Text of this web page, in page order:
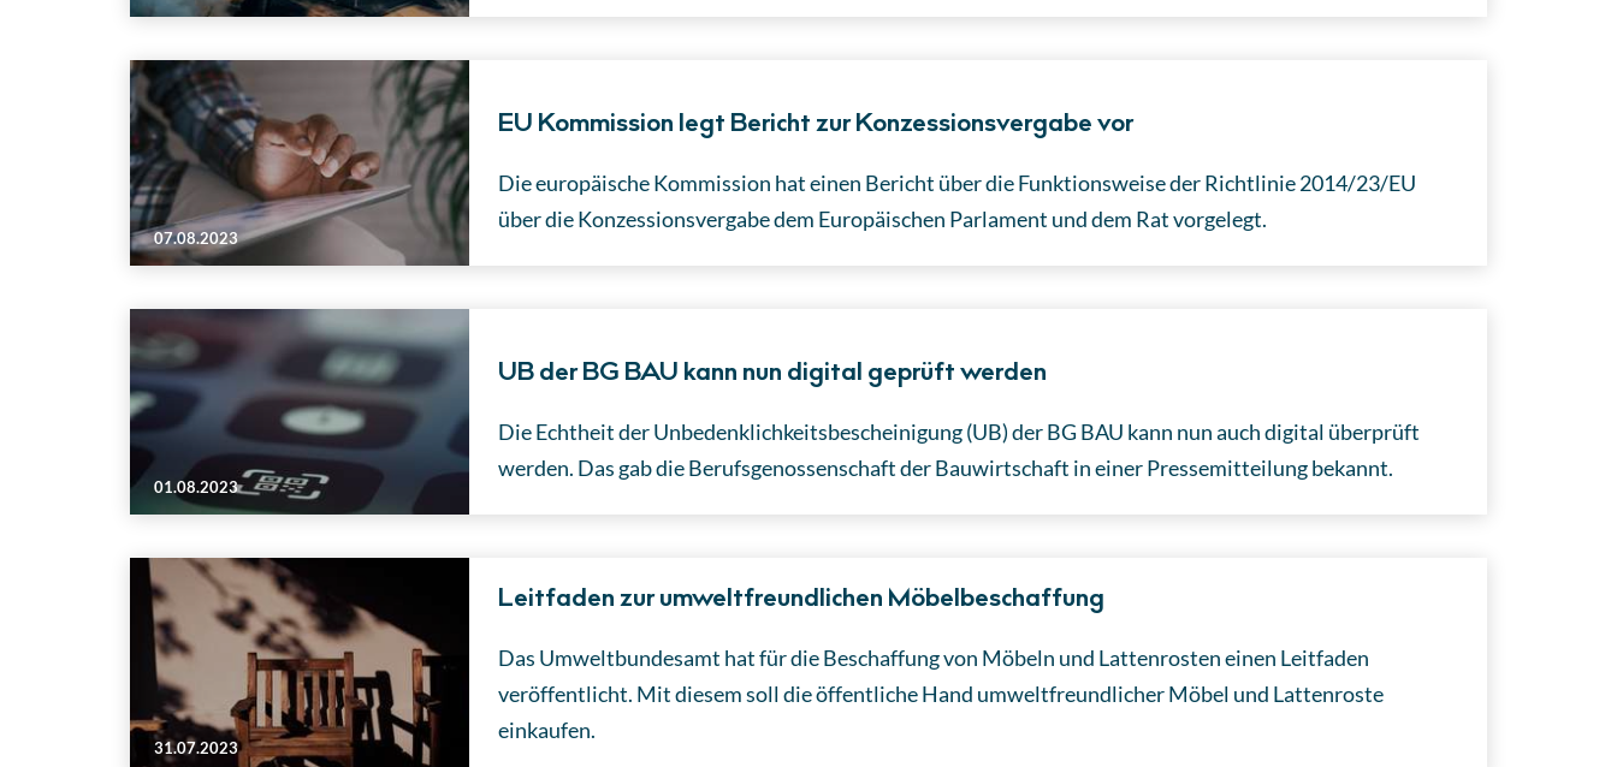
07.08.2023
EU Kommission legt Bericht zur Konzessionsvergabe vor
Die europäische Kommission hat einen Bericht über die Funktionsweise der Richtlinie 2014/23/EU
über die Konzessionsvergabe dem Europäischen Parlament und dem Rat vorgelegt.
01.08.2023
UB der BG BAU kann nun digital geprüft werden
Die Echtheit der Unbedenklichkeitsbescheinigung (UB) der BG BAU kann nun auch digital überprüft
werden. Das gab die Berufsgenossenschaft der Bauwirtschaft in einer Pressemitteilung bekannt.
31.07.2023
Leitfaden zur umweltfreundlichen Möbelbeschaffung
Das Umweltbundesamt hat für die Beschaffung von Möbeln und Lattenrosten einen Leitfaden
veröffentlicht. Mit diesem soll die öffentliche Hand umweltfreundlicher Möbel und Lattenroste
einkaufen.